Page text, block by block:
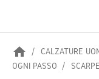
home
CALZATURE
OGNI PASSO